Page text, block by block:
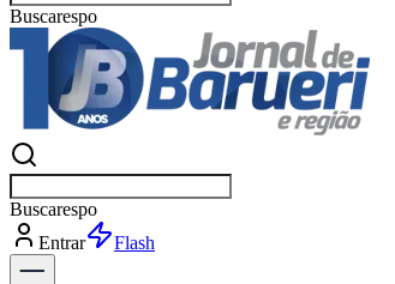
Buscaresportes
Buscaresportes
Entrar
Flash